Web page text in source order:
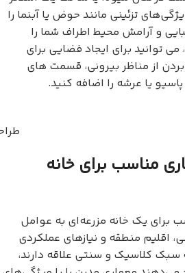
تزئینی مانند حوض یا آبنما را
و آرامش محیط اطراف شما را
توانید برای ایجاد فضایی برای
بردن از مناظر بیرونی، قسمت های
یا عرشه را اضافه کنید.
مناسب برای خانه
برای یک خانه مزرعه‌ای به عوامل
اقلیم منطقه و نیازهای عملکردی
سبک کلاسیک و سنتی علاقه دارند،